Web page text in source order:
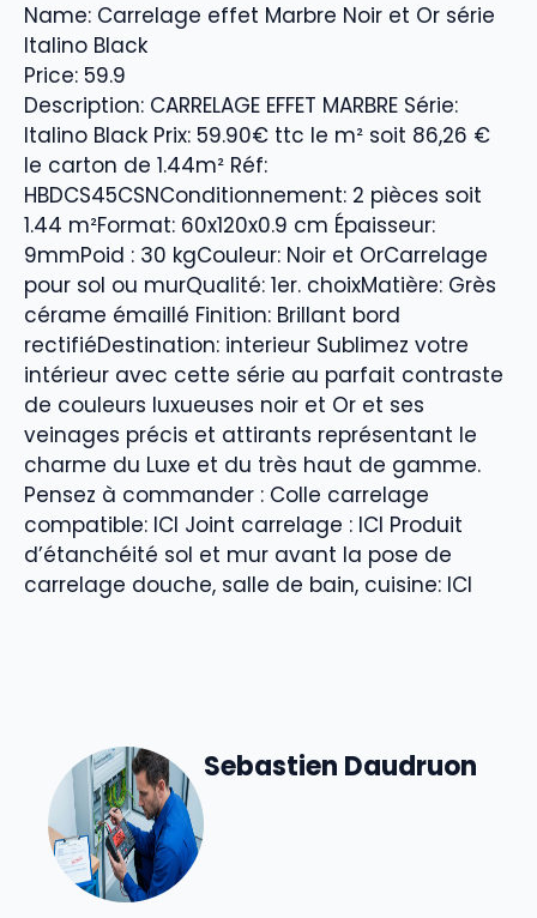
Name: Carrelage effet Marbre Noir et Or série
Italino Black
Price: 59.9
Description: CARRELAGE EFFET MARBRE Série:
Italino Black Prix: 59.90€ ttc le m² soit 86,26 €
le carton de 1.44m² Réf:
HBDCS45CSNConditionnement: 2 pièces soit
1.44 m²Format: 60x120x0.9 cm Épaisseur:
9mmPoid : 30 kgCouleur: Noir et OrCarrelage
pour sol ou murQualité: 1er. choixMatière: Grès
cérame émaillé Finition: Brillant bord
rectifiéDestination: interieur Sublimez votre
intérieur avec cette série au parfait contraste
de couleurs luxueuses noir et Or et ses
veinages précis et attirants représentant le
charme du Luxe et du très haut de gamme.
Pensez à commander : Colle carrelage
compatible: ICI Joint carrelage : ICI Produit
d’étanchéité sol et mur avant la pose de
carrelage douche, salle de bain, cuisine: ICI
Sebastien Daudruon